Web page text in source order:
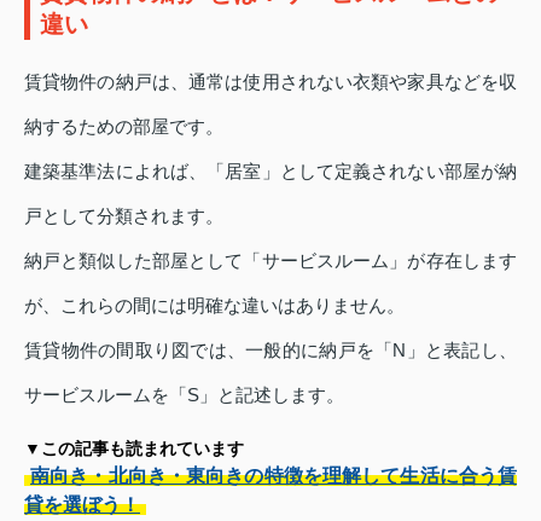
違い
賃貸物件の納戸は、通常は使用されない衣類や家具などを収
納するための部屋です。
建築基準法によれば、「居室」として定義されない部屋が納
戸として分類されます。
納戸と類似した部屋として「サービスルーム」が存在します
が、これらの間には明確な違いはありません。
賃貸物件の間取り図では、一般的に納戸を「N」と表記し、
サービスルームを「S」と記述します。
▼この記事も読まれています
南向き・北向き・東向きの特徴を理解して生活に合う賃
貸を選ぼう！